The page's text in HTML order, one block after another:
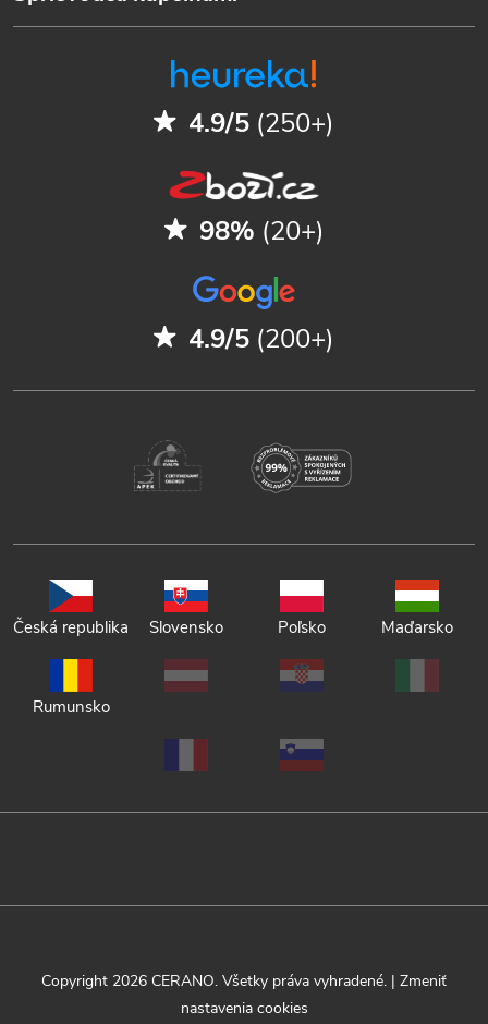
4.9/5 (250+)
98% (20+)
4.9/5 (200+)
Česká republika Slovensko Poľsko Maďarsko
Rumunsko
Copyright 2026 CERANO. Všetky práva vyhradené. | Zmeniť
nastavenia cookies